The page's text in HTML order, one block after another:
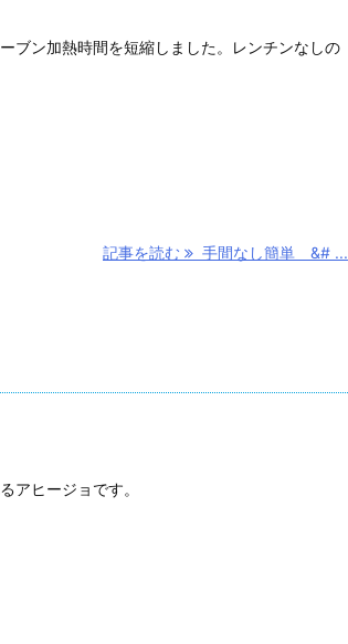
ブン加熱時間を短縮しました。レンチンなしの
記事を読む
手間なし簡単 &# ...
アヒージョです。